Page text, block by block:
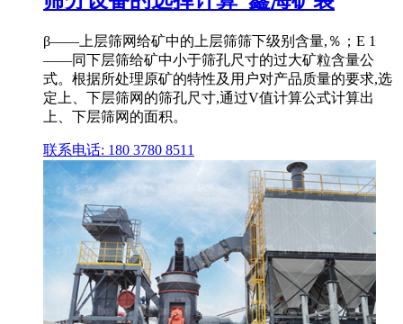
β——上层筛网给矿中的上层筛筛下级别含量,％；E 1
——同下层筛给矿中小于筛孔尺寸的过大矿粒含量公
式。根据所处理原矿的特性及用户对产品质量的要求,选
定上、下层筛网的筛孔尺寸,通过V值计算公式计算出
上、下层筛网的面积。
联系电话: 180 3780 8511